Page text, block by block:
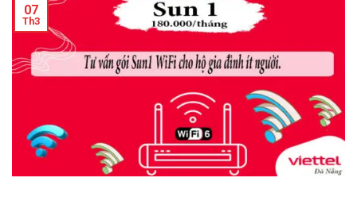
07
Th3